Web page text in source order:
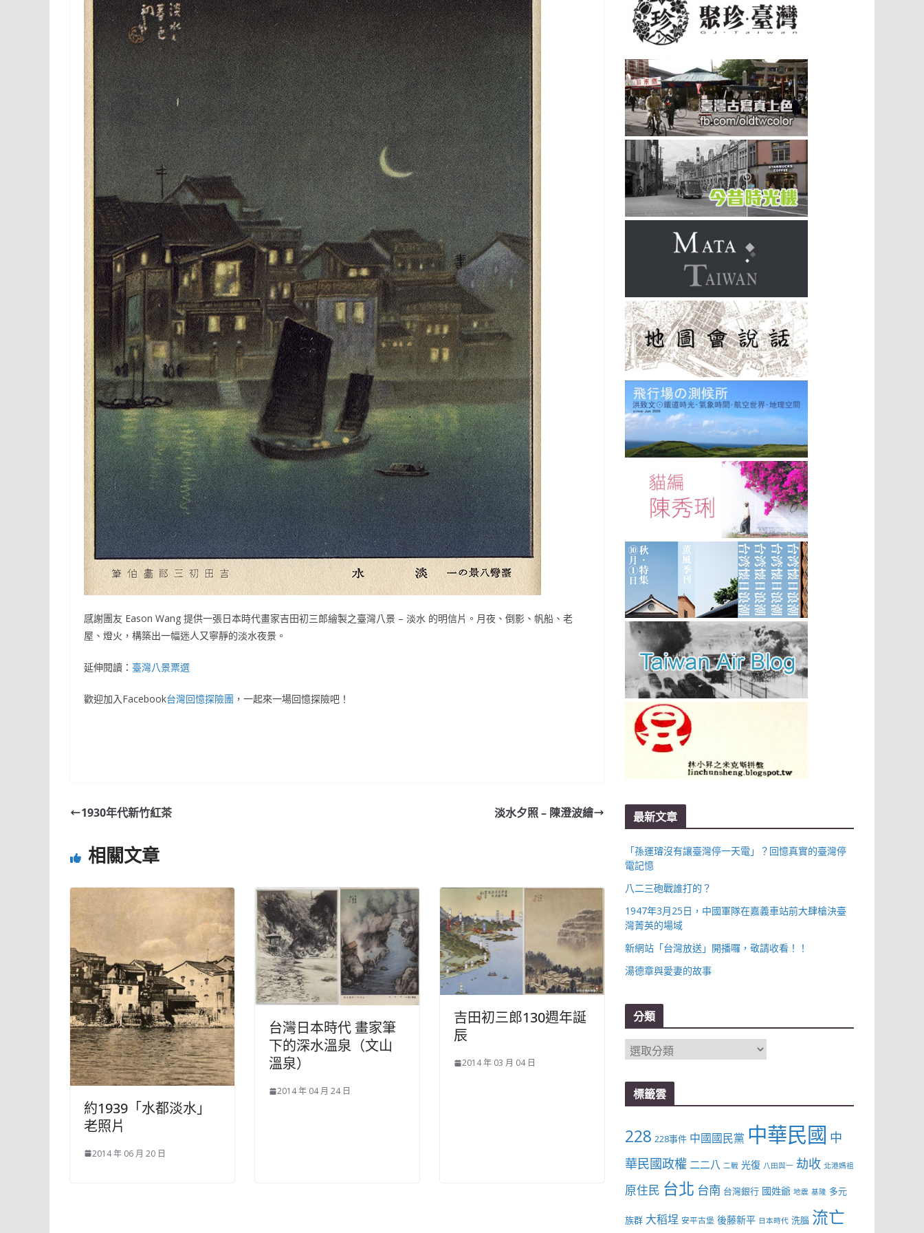
感謝團友 Eason Wang 提供一張日本時代畫家吉田初三郎繪製之臺灣八景 – 淡水 的明信片。月夜、倒影、帆船、老
屋、燈火，構築出一幅迷人又寧靜的淡水夜景。
延伸閱讀： 臺灣八景票選
歡迎加入Facebook台灣回憶探險團 ，一起來一場回憶探險吧！
1930年代新竹紅茶 淡水夕照 – 陳澄波繪
相關文章
約1939「水都淡水」
老照片
2014 年 06 月 20 日
台灣日本時代 畫家筆
下的深水溫泉（文山
溫泉）
2014 年 04 月 24 日
吉田初三郎130週年誕
辰
2014 年 03 月 04 日
最新文章
「孫運璿沒有讓臺灣停一天電」？回憶真實的臺灣停
電記憶
八二三砲戰誰打的？
1947年3月25日，中國軍隊在嘉義車站前大肆槍決臺
灣菁英的場域
新網站「台灣放送」開播囉，敬請收看！！
湯德章與愛妻的故事
分類
分
類
標籤雲
228 228事件 中國國民黨 中華民國 中
華民國政權 二二八 二戰 光復 八田與一 劫收 北港媽祖
原住民 台北 台南 台灣銀行 國姓爺 地震 基隆 多元
族群 大稻埕 安平古堡 後藤新平 日本時代 洗腦 流亡